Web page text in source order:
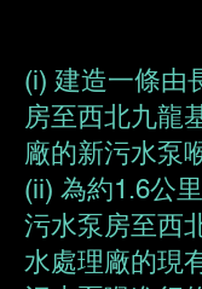
(i) 建造一條由
房至西北九龍
廠的新污水泵
(ii) 為約1.6公
污水泵房至西
水處理廠的現